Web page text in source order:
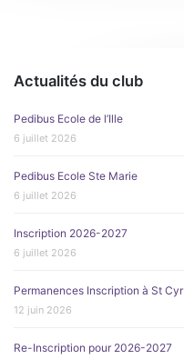
Actualités du club
Pedibus Ecole de l’Ille
6 juillet 2026
Pedibus Ecole Ste Marie
6 juillet 2026
Inscription 2026-2027
6 juillet 2026
Permanences Inscription à St Cyr
12 juin 2026
Re-Inscription pour 2026-2027